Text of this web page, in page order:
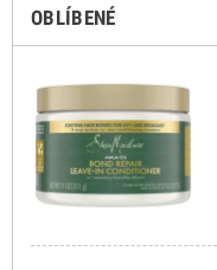
OBLÍBENÉ